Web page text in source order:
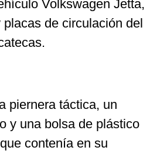
Volkswagen Jetta,
de circulación del
piernera táctica, un
y una bolsa de plástico
contenía en su